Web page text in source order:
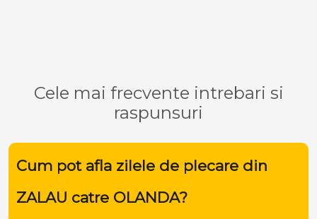
Cele mai frecvente intrebari si
raspunsuri
Cum pot afla zilele de plecare din
ZALAU catre OLANDA?